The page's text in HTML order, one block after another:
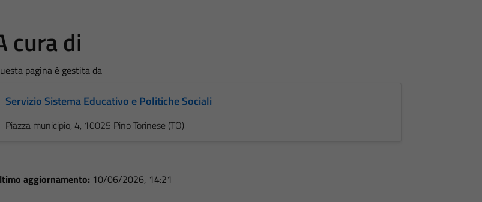
cura di
pagina è gestita da
Servizio Sistema Educativo e Politiche Sociali
Piazza municipio, 4, 10025 Pino Torinese (TO)
aggiornamento: 10/06/2026, 14:21